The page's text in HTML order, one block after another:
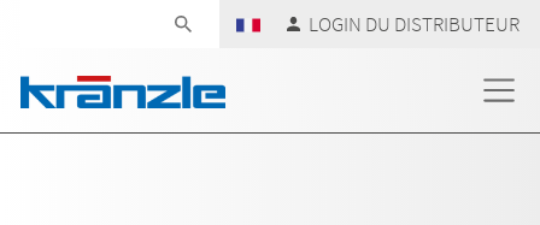
LOGIN DU DISTRIBUTEUR